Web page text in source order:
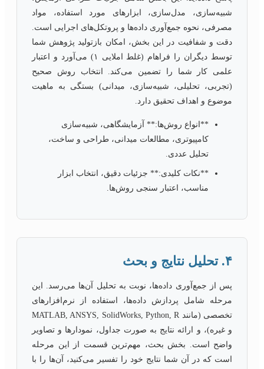
شبیه‌سازی، مدل‌سازی، ابزارهای مورد استفاده، مواد
مصرفی، نحوه جمع‌آوری داده‌ها و پروتکل‌های اجرایی است.
دقت و شفافیت در این بخش، امکان بازتولید پژوهش شما
توسط دیگران را فراهام (غلط املایی ۱) می‌آورد و اعتبار
علمی کار شما را تضمین می‌کند. انتخاب روش صحیح
(تجربی، تحلیلی، شبیه‌سازی، میدانی) بستگی به ماهیت
موضوع و اهداف تحقیق دارد.
**انواع روش‌ها:** آزمایشگاهی، شبیه‌سازی
کامپیوتری، مطالعات میدانی، طراحی و ساخت،
تحلیل عددی.
**نکات کلیدی:** جزئیات دقیق، انتخاب ابزار
مناسب، اعتبار سنجی روش‌ها.
۴. تحلیل نتایج و بحث
پس از جمع‌آوری داده‌ها، نوبت به تحلیل آن‌ها می‌رسد. این
مرحله شامل پردازش داده‌ها، استفاده از نرم‌افزارهای
تخصصی (مانند MATLAB, ANSYS, SolidWorks, Python, R
و غیره)، و ارائه نتایج به صورت جداول، نمودارها و تصاویر
واضح است. بخش بحث، مهم‌ترین قسمت از این مرحله
است که در آن شما نتایج خود را تفسیر می‌کنید، آن‌ها را با